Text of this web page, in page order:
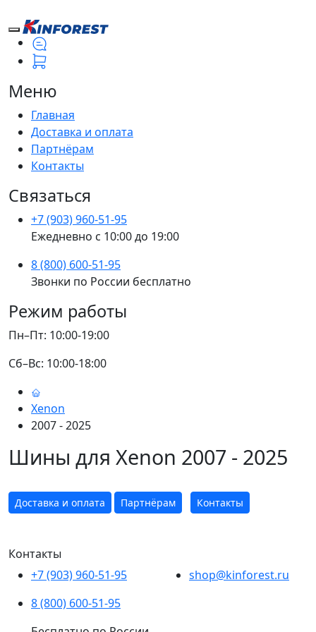
Меню
Главная
Доставка и оплата
Партнёрам
Контакты
Связаться
+7 (903) 960-51-95
Ежедневно с 10:00 до 19:00
8 (800) 600-51-95
Звонки по России бесплатно
Режим работы
Пн–Пт: 10:00-19:00
Сб–Вс: 10:00-18:00
Xenon
2007 - 2025
Шины для Xenon 2007 - 2025
Доставка и оплата Партнёрам Контакты
Контакты
+7 (903) 960-51-95
8 (800) 600-51-95
shop@kinforest.ru